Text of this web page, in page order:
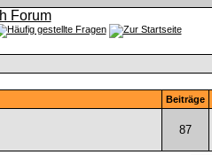
Beiträge
87